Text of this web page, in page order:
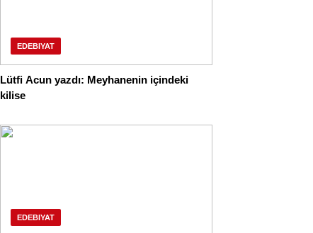
EDEBIYAT
Lütfi Acun yazdı: Meyhanenin içindeki
kilise
EDEBIYAT